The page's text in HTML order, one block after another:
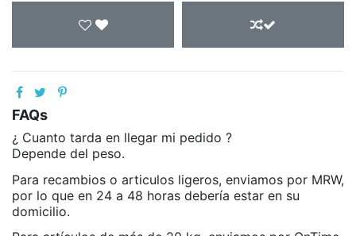
FAQs
¿ Cuanto tarda en llegar mi pedido ?
Depende del peso.
Para recambios o articulos ligeros, enviamos por MRW,
por lo que en 24 a 48 horas debería estar en su
domicilio.